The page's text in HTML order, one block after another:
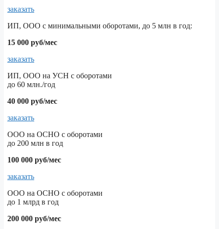
заказать
ИП, ООО с минимальными оборотами, до 5 млн в год:
15 000 руб/мес
заказать
ИП, ООО на УСН с оборотами
до 60 млн./год
40 000 руб/мес
заказать
ООО на ОСНО с оборотами
до 200 млн в год
100 000 руб/мес
заказать
ООО на ОСНО с оборотами
до 1 млрд в год
200 000 руб/мес